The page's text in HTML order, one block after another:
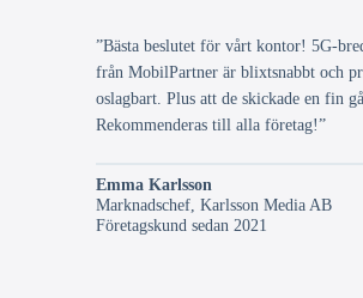
”Bästa beslutet för vårt kontor! 5G-
från MobilPartner är blixtsnabbt och
oslagbart. Plus att de skickade en fin
Rekommenderas till alla företag!”
Emma Karlsson
Marknadschef, Karlsson Media AB
Företagskund sedan 2021